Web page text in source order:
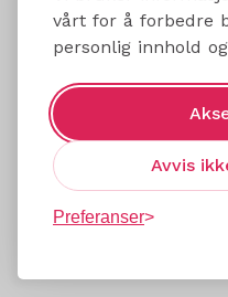
vårt for å forbedre
personlig innhold
Avvis
Preferanser